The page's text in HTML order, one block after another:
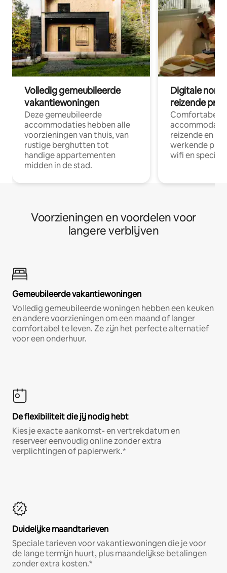
Volledig gemeubileerde
vakantiewoningen
Deze gemeubileerde
accommodaties hebben alle
voorzieningen van thuis, van
rustige berghutten tot
handige appartementen
midden in de stad.
Digitale
reizende
Comfortabele
reizende en
werkende
wifi en
Voorzieningen en voordelen voor
langere verblijven
Gemeubileerde vakantiewoningen
Volledig gemeubileerde woningen hebben een keuken
en andere voorzieningen om een maand of langer
comfortabel te leven. Ze zijn het perfecte alternatief
voor een onderhuur.
De flexibiliteit die jij nodig hebt
Kies je exacte aankomst- en vertrekdatum en
reserveer eenvoudig online zonder extra
verplichtingen of papierwerk.*
Duidelijke maandtarieven
Speciale tarieven voor vakantiewoningen die je voor
de lange termijn huurt, plus maandelijkse betalingen
zonder extra kosten.*